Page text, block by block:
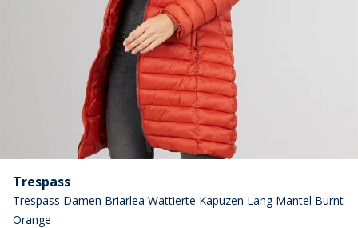
Trespass
Trespass Damen Briarlea Wattierte Kapuzen Lang Mantel Burnt
Orange